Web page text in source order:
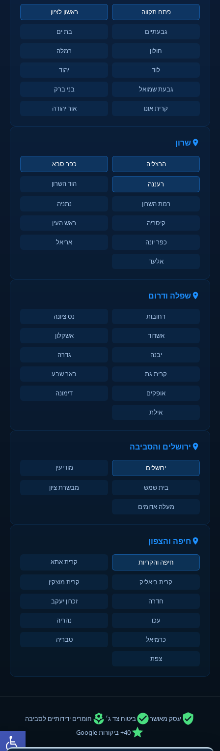
פתח
פתח תקווה ראשון לציון
גבעתיים בת ים
חולון רמלה
לוד יהוד
גבעת שמואל בני ברק
קרית אונו אור יהודה
שרון
הרצליה כפר סבא
רעננה הוד השרון
רמת השרון נתניה
קיסריה ראש העין
כפר יונה אריאל
אלעד
שפלה ודרום
רחובות נס ציונה
אשדוד אשקלון
יבנה גדרה
קרית גת באר שבע
אופקים דימונה
אילת
ירושלים והסביבה
ירושלים מודיעין
בית שמש מבשרת ציון
מעלה אדומים
חיפה והצפון
חיפה והקריות קרית אתא
קרית ביאליק קרית מוצקין
חדרה זכרון יעקב
עכו נהריה
כרמיאל טבריה
צפת
עסק מאושר ביטוח צד ג׳
חומרים ידידותיים לסביבה
40+ ביקורות Google